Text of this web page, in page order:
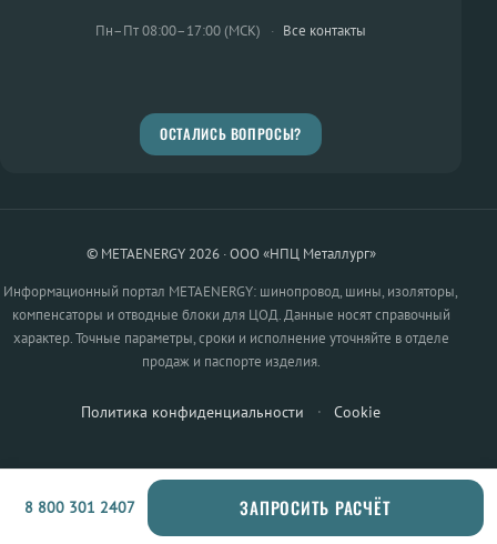
Пн–Пт 08:00–17:00 (МСК) · Все контакты
ОСТАЛИСЬ ВОПРОСЫ?
© METAENERGY 2026 · ООО «НПЦ Металлург»
Информационный портал METAENERGY: шинопровод, шины, изоляторы,
компенсаторы и отводные блоки для ЦОД. Данные носят справочный
характер. Точные параметры, сроки и исполнение уточняйте в отделе
продаж и паспорте изделия.
Политика конфиденциальности · Cookie
8 800 301 2407 ЗАПРОСИТЬ РАСЧЁТ